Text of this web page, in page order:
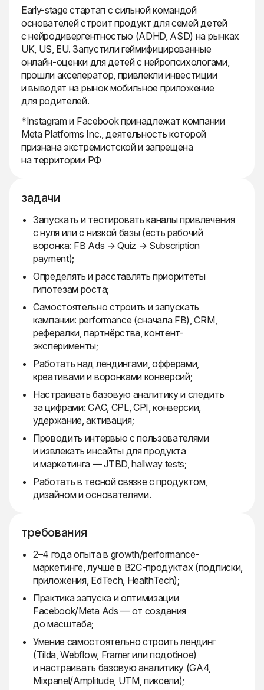
Early-stage стартап с сильной командой
основателей строит продукт для семей детей
с нейродивергентностью (ADHD, ASD) на рынках
UK, US, EU. Запустили геймифицированные
онлайн-оценки для детей с нейропсихологами,
прошли акселератор, привлекли инвестиции
и выводят на рынок мобильное приложение
для родителей.
*Instagram и Facebook принадлежат компании
Meta Platforms Inc., деятельность которой
признана экстремистской и запрещена
на территории РФ
задачи
Запускать и тестировать каналы привлечения
с нуля или с низкой базы (есть рабочий
воронка: FB Ads → Quiz → Subscription
payment);
Определять и расставлять приоритеты
гипотезам роста;
Самостоятельно строить и запускать
кампании: performance (сначала FB), CRM,
рефералки, партнёрства, контент-
эксперименты;
Работать над лендингами, офферами,
креативами и воронками конверсий;
Настраивать базовую аналитику и следить
за цифрами: CAC, CPL, CPI, конверсии,
удержание, активация;
Проводить интервью с пользователями
и извлекать инсайты для продукта
и маркетинга — JTBD, hallway tests;
Работать в тесной связке с продуктом,
дизайном и основателями.
требования
2–4 года опыта в growth/performance-
маркетинге, лучше в B2C-продуктах (подписки,
приложения, EdTech, HealthTech);
Практика запуска и оптимизации
Facebook/Meta Ads — от создания
до масштаба;
Умение самостоятельно строить лендинг
(Tilda, Webflow, Framer или подобное)
и настраивать базовую аналитику (GA4,
Mixpanel/Amplitude, UTM, пиксели);